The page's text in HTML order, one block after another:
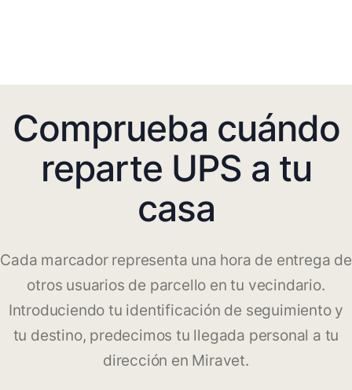
Comprueba cuándo
reparte UPS a tu
casa
Cada marcador representa una hora de entrega de
otros usuarios de parcello en tu vecindario.
Introduciendo tu identificación de seguimiento y
tu destino, predecimos tu llegada personal a tu
dirección en Miravet.